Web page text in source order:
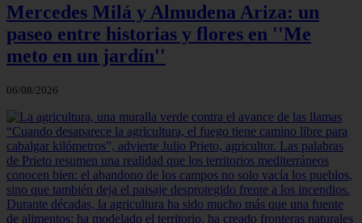
Mercedes Milá y Almudena Ariza: un
paseo entre historias y flores en ''Me
meto en un jardín''
06/08/2026